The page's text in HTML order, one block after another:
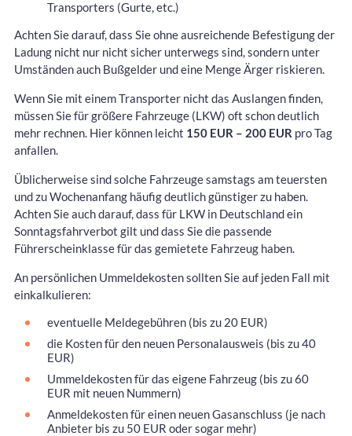
Transporters (Gurte, etc.)
Achten Sie darauf, dass Sie ohne ausreichende Befestigung der
Ladung nicht nur nicht sicher unterwegs sind, sondern unter
Umständen auch Bußgelder und eine Menge Ärger riskieren.
Wenn Sie mit einem Transporter nicht das Auslangen finden,
müssen Sie für größere Fahrzeuge (LKW) oft schon deutlich
mehr rechnen. Hier können leicht 150 EUR – 200 EUR pro Tag
anfallen.
Üblicherweise sind solche Fahrzeuge samstags am teuersten
und zu Wochenanfang häufig deutlich günstiger zu haben.
Achten Sie auch darauf, dass für LKW in Deutschland ein
Sonntagsfahrverbot gilt und dass Sie die passende
Führerscheinklasse für das gemietete Fahrzeug haben.
An persönlichen Ummeldekosten sollten Sie auf jeden Fall mit
einkalkulieren:
eventuelle Meldegebühren (bis zu 20 EUR)
die Kosten für den neuen Personalausweis (bis zu 40
EUR)
Ummeldekosten für das eigene Fahrzeug (bis zu 60
EUR mit neuen Nummern)
Anmeldekosten für einen neuen Gasanschluss (je nach
Anbieter bis zu 50 EUR oder sogar mehr)